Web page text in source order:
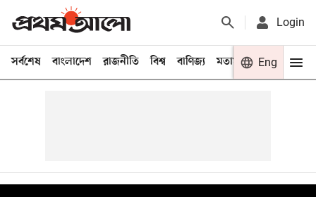
Login
সর্বশেষ বাংলাদেশ রাজনীতি বিশ্ব বাণিজ্য মতামত খেলা
Eng